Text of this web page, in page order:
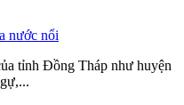
nước nổi
tỉnh Đồng Tháp như huyện